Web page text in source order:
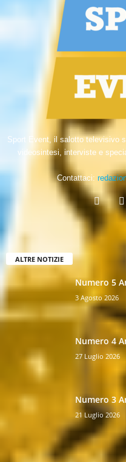
Sport Event, il salotto televisivo
videosintesi, interviste e
Contattaci:
ALTRE NOTIZIE
Numero 5
3 Agosto 2026
Numero 4
27 Luglio 2026
Numero 3
21 Luglio 2026